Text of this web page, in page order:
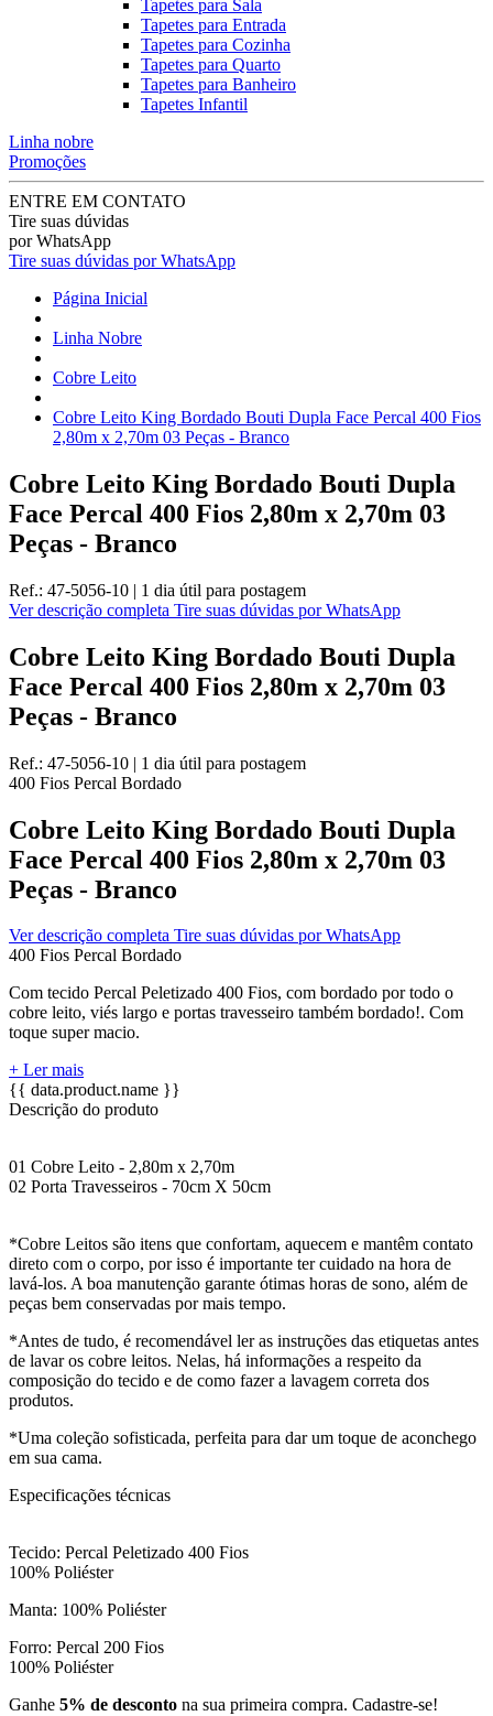
Tapetes para Sala
Tapetes para Entrada
Tapetes para Cozinha
Tapetes para Quarto
Tapetes para Banheiro
Tapetes Infantil
Linha nobre
Promoções
ENTRE EM CONTATO
Tire suas dúvidas
por WhatsApp
Tire suas dúvidas por WhatsApp
Página Inicial
Linha Nobre
Cobre Leito
Cobre Leito King Bordado Bouti Dupla Face Percal 400 Fios
2,80m x 2,70m 03 Peças - Branco
Cobre Leito King Bordado Bouti Dupla
Face Percal 400 Fios 2,80m x 2,70m 03
Peças - Branco
Ref.: 47-5056-10 | 1 dia útil para postagem
Ver descrição completa Tire suas dúvidas por WhatsApp
Cobre Leito King Bordado Bouti Dupla
Face Percal 400 Fios 2,80m x 2,70m 03
Peças - Branco
Ref.: 47-5056-10 | 1 dia útil para postagem
400 Fios Percal Bordado
Cobre Leito King Bordado Bouti Dupla
Face Percal 400 Fios 2,80m x 2,70m 03
Peças - Branco
Ver descrição completa Tire suas dúvidas por WhatsApp
400 Fios Percal Bordado
Com tecido Percal Peletizado 400 Fios, com bordado por todo o
cobre leito, viés largo e portas travesseiro também bordado!. Com
toque super macio.
+ Ler mais
{{ data.product.name }}
Descrição do produto
01 Cobre Leito - 2,80m x 2,70m
02 Porta Travesseiros - 70cm X 50cm
*Cobre Leitos são itens que confortam, aquecem e mantêm contato
direto com o corpo, por isso é importante ter cuidado na hora de
lavá-los. A boa manutenção garante ótimas horas de sono, além de
peças bem conservadas por mais tempo.
*Antes de tudo, é recomendável ler as instruções das etiquetas antes
de lavar os cobre leitos. Nelas, há informações a respeito da
composição do tecido e de como fazer a lavagem correta dos
produtos.
*Uma coleção sofisticada, perfeita para dar um toque de aconchego
em sua cama.
Especificações técnicas
Tecido: Percal Peletizado 400 Fios
100% Poliéster
Manta: 100% Poliéster
Forro: Percal 200 Fios
100% Poliéster
Ganhe 5% de desconto na sua primeira compra. Cadastre-se!